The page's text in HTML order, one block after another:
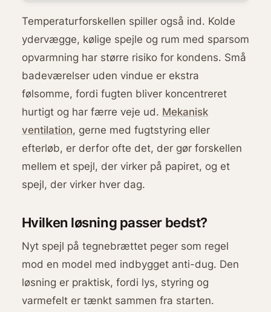
Temperaturforskellen spiller også ind. Kolde
ydervægge, kølige spejle og rum med sparsom
opvarmning har større risiko for kondens. Små
badeværelser uden vindue er ekstra
følsomme, fordi fugten bliver koncentreret
hurtigt og har færre veje ud. Mekanisk
ventilation, gerne med fugtstyring eller
efterløb, er derfor ofte det, der gør forskellen
mellem et spejl, der virker på papiret, og et
spejl, der virker hver dag.
Hvilken løsning passer bedst?
Nyt spejl på tegnebrættet peger som regel
mod en model med indbygget anti-dug. Den
løsning er praktisk, fordi lys, styring og
varmefelt er tænkt sammen fra starten.